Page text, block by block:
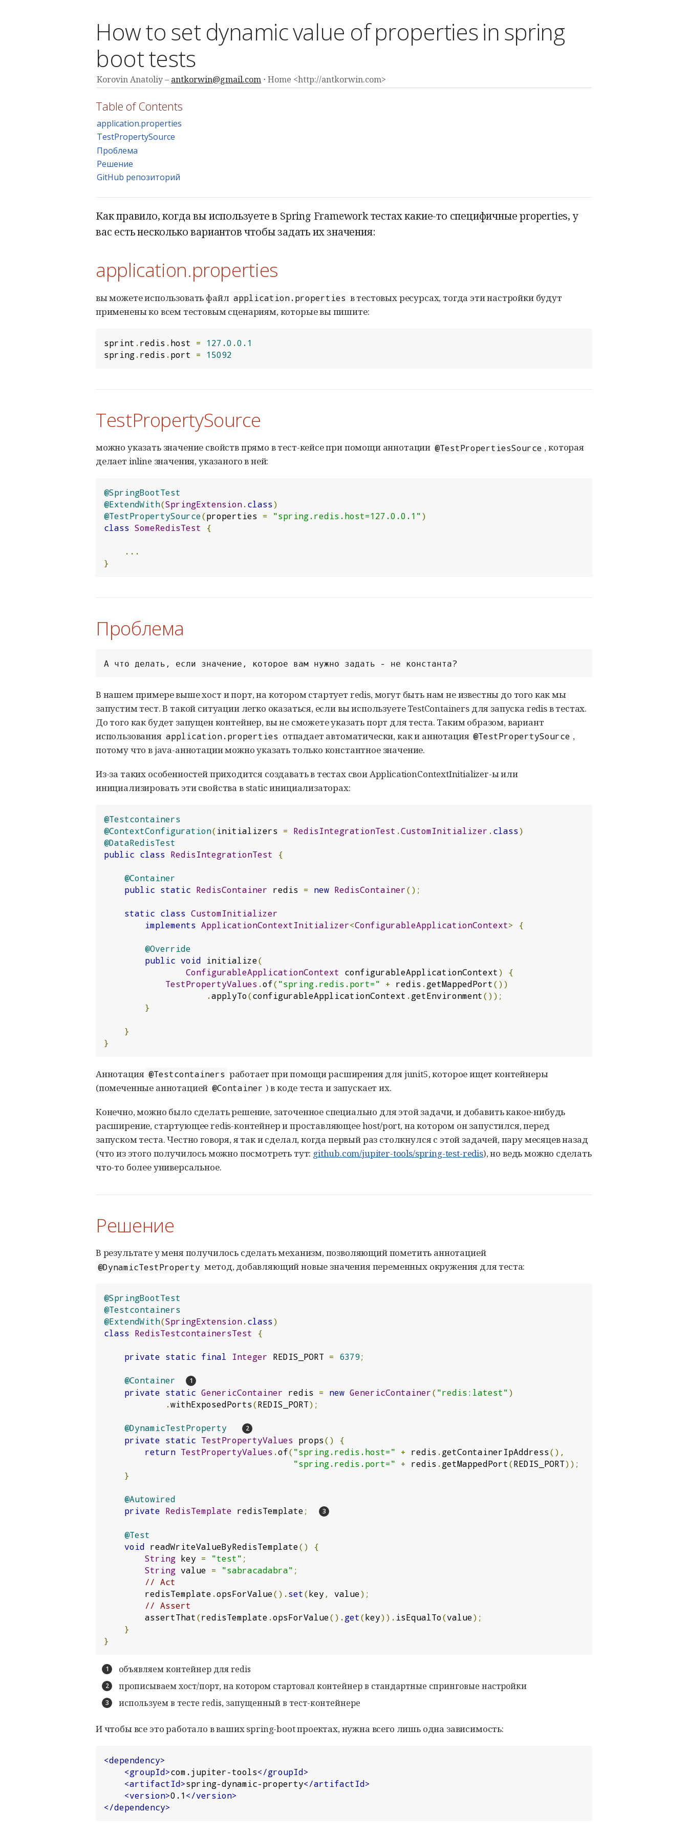
How to set dynamic value of properties in spring
boot tests
Korovin Anatoliy antkorwin@gmail.com Home <http://antkorwin.com>
Table of Contents
application.properties
TestPropertySource
Проблема
Решение
GitHub репозиторий
Как правило, когда вы используете в Spring Framework тестах какие-то специфичные properties, у
вас есть несколько вариантов чтобы задать их значения:
application.properties
вы можете использовать файл application.properties в тестовых ресурсах, тогда эти настройки будут
применены ко всем тестовым сценариям, которые вы пишите:
sprint .redis .host = 127.0 .0.1
spring.redis .port = 15092
TestPropertySource
можно указать значение свойств прямо в тест-кейсе при помощи аннотации @TestPropertiesSource , которая
делает inline значения, указаного в ней:
@SpringBootTest
@ExtendWith(SpringExtension.class)
@TestPropertySource(properties = "spring.redis.host=127.0.0.1")
class SomeRedisTest {
...
}
Проблема
А что делать, если значение, которое вам нужно задать - не константа?
В нашем примере выше хост и порт, на котором стартует redis, могут быть нам не известны до того как мы
запустим тест. В такой ситуации легко оказаться, если вы используете TestContainers для запуска redis в тестах.
До того как будет запущен контейнер, вы не сможете указать порт для теста. Таким образом, вариант
использования application.properties отпадает автоматически, как и аннотация @TestPropertySource ,
потому что в java-аннотации можно указать только константное значение.
Из-за таких особенностей приходится создавать в тестах свои ApplicationContextInitializer-ы или
инициализировать эти свойства в static инициализаторах:
@Testcontainers
@ContextConfiguration(initializers = RedisIntegrationTest .CustomInitializer .class)
@DataRedisTest
public class RedisIntegrationTest {
@Container
public static RedisContainer redis = new RedisContainer();
static class CustomInitializer
implements ApplicationContextInitializer<ConfigurableApplicationContext> {
@Override
public void initialize(
ConfigurableApplicationContext configurableApplicationContext)
{
TestPropertyValues .of("spring.redis.port=" + redis .getMappedPort())
.applyTo(configurableApplicationContext .getEnvironment());
}
}
}
Аннотация @Testcontainers работает при помощи расширения для junit5, которое ищет контейнеры
(помеченные аннотацией @Container ) в коде теста и запускает их.
Конечно, можно было сделать решение, заточенное специально для этой задачи, и добавить какое-нибудь
расширение, стартующее redis-контейнер и проставляющее host/port, на котором он запустился, перед
запуском теста. Честно говоря, я так и сделал, когда первый раз столкнулся с этой задачей, пару месяцев назад
(что из этого получилось можно посмотреть тут: github.com/jupiter-tools/spring-test-redis), но ведь можно сделать
что-то более универсальное.
Решение
В результате у меня получилось сделать механизм, позволяющий пометить аннотацией
@DynamicTestProperty метод, добавляющий новые значения переменных окружения для теста:
@SpringBootTest
@Testcontainers
@ExtendWith(SpringExtension.class)
class
RedisTestcontainersTest {
private static final Integer REDIS_PORT = 6379;
@Container
private static GenericContainer redis = new GenericContainer("redis:latest")
.withExposedPorts(REDIS_PORT);
@DynamicTestProperty
private static TestPropertyValues props()
{
return TestPropertyValues .of("spring.redis.host=" + redis .getContainerIpAddress(),
"spring.redis.port="
+ redis .getMappedPort(REDIS_PORT));
}
@Autowired
private RedisTemplate redisTemplate;
@Test
void readWriteValueByRedisTemplate()
{
String key = "test" ;
String value = "sabracadabra" ;
// Act
        redisTemplate
.opsForValue().set(key , value);
// Assert
        assertThat
(redisTemplate .opsForValue().get(key)). isEqualTo(value);
}
}
объявляем контейнер для redis
прописываем хост/порт, на котором стартовал контейнер в стандартные спринговые настройки
используем в тесте redis, запущенный в тест-контейнере
И чтобы все это работало в ваших spring-boot проектах, нужна всего лишь одна зависимость:
<dependency>
<groupId>com.jupiter-tools</groupId>
<artifactId>spring-dynamic-property</artifactId>
<version>0.1</version>
</dependency>